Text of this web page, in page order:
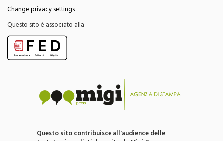
Redazione
Change privacy settings
Questo sito è associato alla